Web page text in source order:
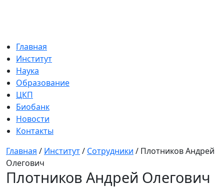
Главная
Институт
Наука
Образование
ЦКП
Биобанк
Новости
Контакты
Главная / Институт/ Сотрудники / Плотников Андрей
Олегович
Плотников Андрей Олегович